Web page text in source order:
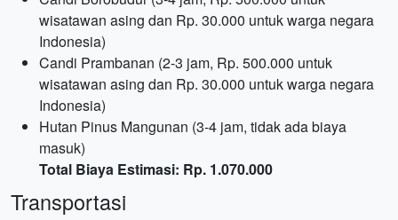
wisatawan asing dan Rp. 30.000 untuk warga negara
Indonesia)
Candi Prambanan (2-3 jam, Rp. 500.000 untuk
wisatawan asing dan Rp. 30.000 untuk warga negara
Indonesia)
Hutan Pinus Mangunan (3-4 jam, tidak ada biaya
masuk)
Total Biaya Estimasi: Rp. 1.070.000
Transportasi